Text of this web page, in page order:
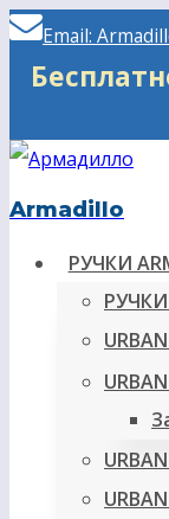
Перейти
Email:
Armadillo
РУЧКИ
РУЧКИ